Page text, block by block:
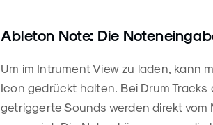
Ableton Note: Die
Um im Intrument View zu laden, kann
Icon gedrückt halten. Bei Drum
getriggerte Sounds werden direkt